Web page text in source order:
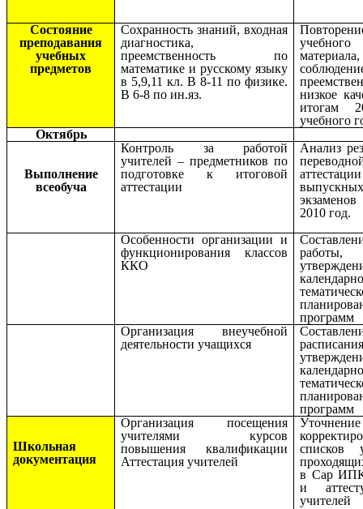
Состояние
преподавания
учебных
предметов
Сохранность знаний, входная
диагностика,
преемственность по
математике и русскому языку
в 5,9,11 кл. В 8-11 по физике.
В 6-8 по ин.яз.
учебного
материала,
низкое
итогам
учебного
Октябрь
Выполнение
всеобуча
Контроль за работой
учителей – предметников по
подготовке к итоговой
аттестации
Анализ
2010 год.
Особенности организации и
функционирования классов
ККО
работы,
программ
Организация внеучебной
деятельности учащихся
программ
Школьная
документация
Организация посещения
учителями курсов
повышения квалификации
Аттестация учителей
списков
в Сар
и